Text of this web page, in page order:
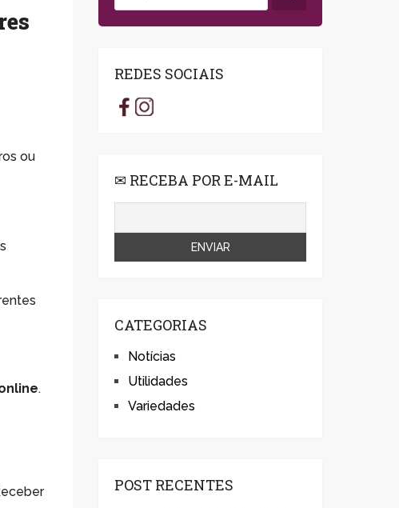
ou
.
REDES SOCIAIS
✉ RECEBA POR E-MAIL
CATEGORIAS
Notícias
Utilidades
Variedades
POST RECENTES